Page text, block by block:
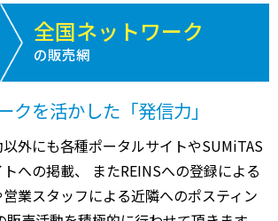
全国ネットワーク
の販売網
クを活かした「発信力」
外にも各種ポータルサイトやSUMiTAS
への掲載、 またREINSへの登録による
業スタッフによる近隣へのポスティン